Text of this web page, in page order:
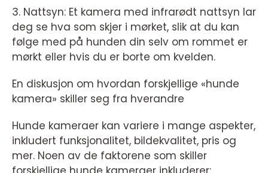
3. Nattsyn: Et kamera med infrarødt nattsyn lar
deg se hva som skjer i mørket, slik at du kan
følge med på hunden din selv om rommet er
mørkt eller hvis du er borte om kvelden.
En diskusjon om hvordan forskjellige «hunde
kamera» skiller seg fra hverandre
Hunde kameraer kan variere i mange aspekter,
inkludert funksjonalitet, bildekvalitet, pris og
mer. Noen av de faktorene som skiller